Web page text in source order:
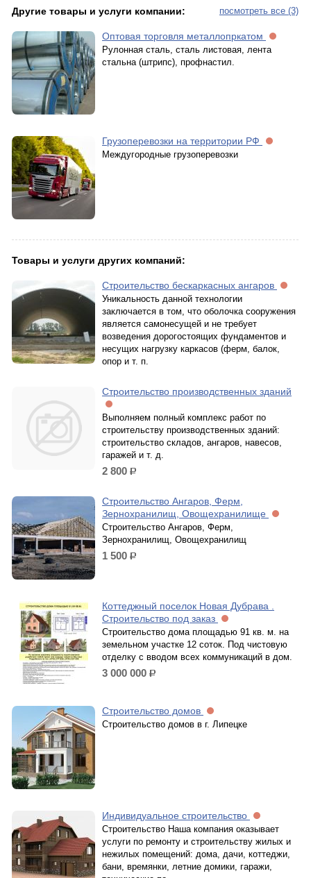
посмотреть все (3)
Другие товары и услуги компании:
Оптовая торговля металлопркатом
Рулонная сталь, сталь листовая, лента
стальна (штрипс), профнастил.
Грузоперевозки на территории РФ
Междугородные грузоперевозки
Товары и услуги других компаний:
Строительство бескаркасных ангаров
Уникальность данной технологии
заключается в том, что оболочка сооружения
является самонесущей и не требует
возведения дорогостоящих фундаментов и
несущих нагрузку каркасов (ферм, балок,
опор и т. п.
Строительство производственных зданий
Выполняем полный комплекс работ по
строительству производственных зданий:
строительство складов, ангаров, навесов,
гаражей и т. д.
2 800 р.
Строительство Ангаров, Ферм,
Зернохранилищ, Овощехранилище
Строительство Ангаров, Ферм,
Зернохранилищ, Овощехранилищ
1 500 р.
Коттеджный поселок Новая Дубрава .
Строительство под заказ
Строительство дома площадью 91 кв. м. на
земельном участке 12 соток. Под чистовую
отделку с вводом всех коммуникаций в дом.
3 000 000 р.
Строительство домов
Строительство домов в г. Липецке
Индивидуальное строительство
Строительство Наша компания оказывает
услуги по ремонту и строительству жилых и
нежилых помещений: дома, дачи, коттеджи,
бани, времянки, летние домики, гаражи,